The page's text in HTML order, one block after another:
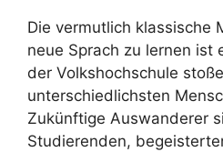
Die vermutlich klassische
neue Sprach zu lernen ist
der Volkshochschule
unterschiedlichsten
Zukünftige Auswanderer
Studierenden,